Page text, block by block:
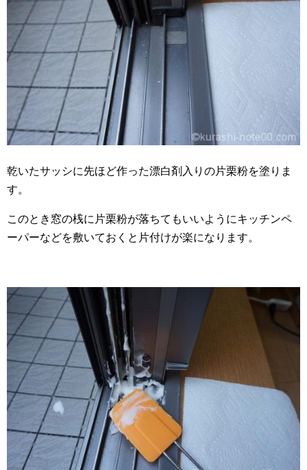
乾いたサッシに先ほど作った漂白剤入りの片栗粉を塗りま
す。
このとき窓の桟に片栗粉が落ちてもいいようにキッチンペ
ーパーなどを敷いておくと片付けが楽になります。